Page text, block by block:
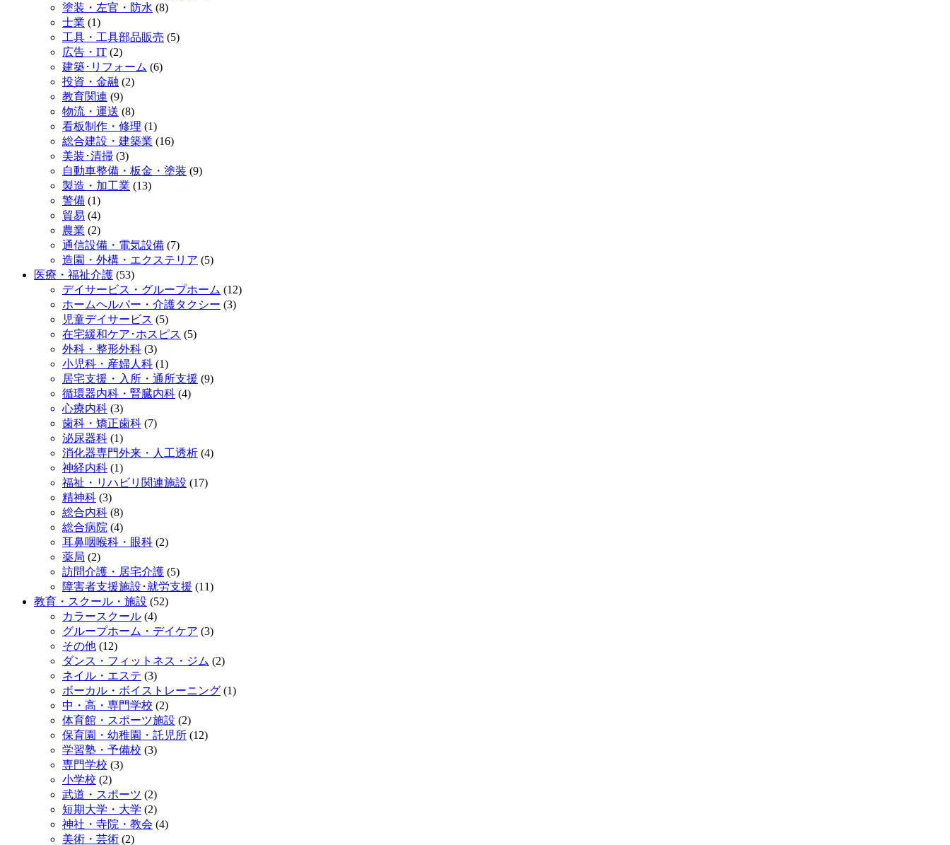
塗装・左官・防水 (8)
士業 (1)
工具・工具部品販売 (5)
広告・IT (2)
建築･リフォーム (6)
投資・金融 (2)
教育関連 (9)
物流・運送 (8)
看板制作・修理 (1)
総合建設・建築業 (16)
美装･清掃 (3)
自動車整備・板金・塗装 (9)
製造・加工業 (13)
警備 (1)
貿易 (4)
農業 (2)
通信設備・電気設備 (7)
造園・外構・エクステリア (5)
医療・福祉介護 (53)
デイサービス・グループホーム (12)
ホームヘルパー・介護タクシー (3)
児童デイサービス (5)
在宅緩和ケア･ホスピス (5)
外科・整形外科 (3)
小児科・産婦人科 (1)
居宅支援・入所・通所支援 (9)
循環器内科・腎臓内科 (4)
心療内科 (3)
歯科・矯正歯科 (7)
泌尿器科 (1)
消化器専門外来・人工透析 (4)
神経内科 (1)
福祉・リハビリ関連施設 (17)
精神科 (3)
総合内科 (8)
総合病院 (4)
耳鼻咽喉科・眼科 (2)
薬局 (2)
訪問介護・居宅介護 (5)
障害者支援施設･就労支援 (11)
教育・スクール・施設 (52)
カラースクール (4)
グループホーム・デイケア (3)
その他 (12)
ダンス・フィットネス・ジム (2)
ネイル・エステ (3)
ボーカル・ボイストレーニング (1)
中・高・専門学校 (2)
体育館・スポーツ施設 (2)
保育園・幼稚園・託児所 (12)
学習塾・予備校 (3)
専門学校 (3)
小学校 (2)
武道・スポーツ (2)
短期大学・大学 (2)
神社・寺院・教会 (4)
美術・芸術 (2)